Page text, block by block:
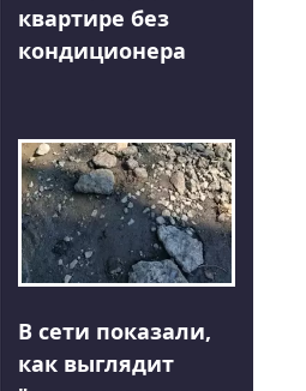
квартире без
кондиционера
В сети показали,
как выглядит